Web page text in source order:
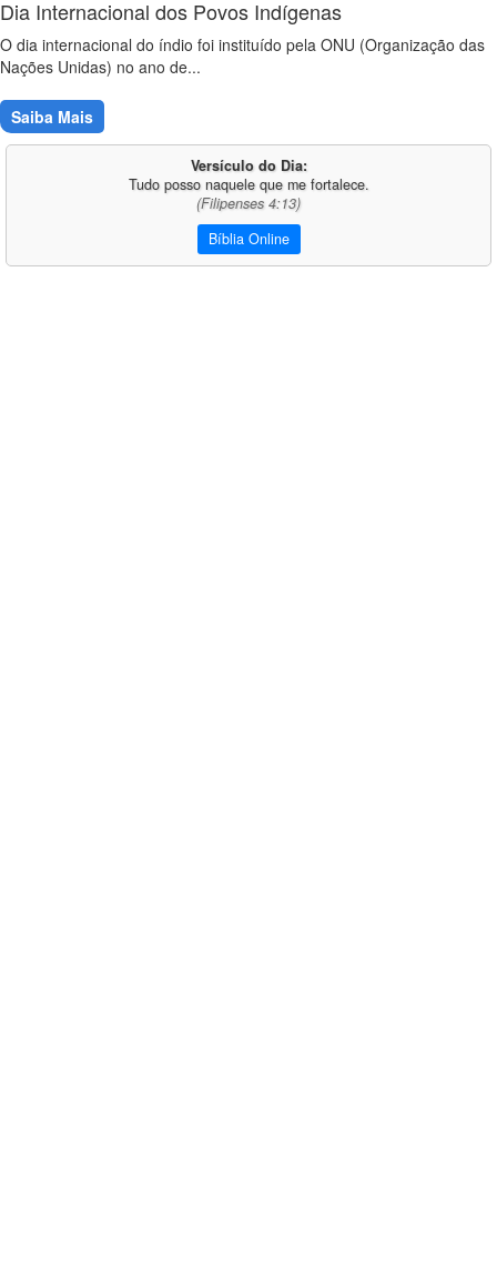
Dia Internacional dos Povos Indígenas
O dia internacional do índio foi instituído pela ONU (Organização das
Nações Unidas) no ano de...
Saiba Mais
Versículo do Dia:
Tudo posso naquele que me fortalece.
(Filipenses 4:13)
Bíblia Online